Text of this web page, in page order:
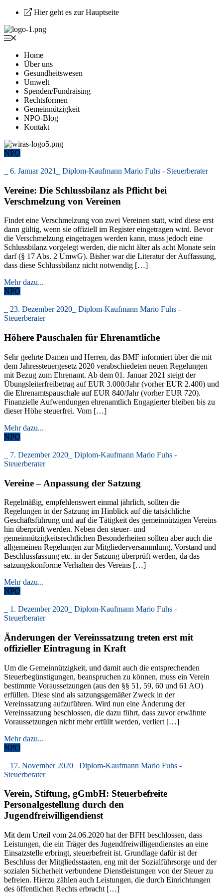
Hier geht es zur Hauptseite
Home
Über uns
Gesundheitswesen
Umwelt
Spenden/Fundraising
Rechtsformen
Gemeinnützigkeit
NPO-Blog
Kontakt
NPO
6. Januar 2021 Diplom-Kaufmann Mario Fuhs - Steuerberater
Vereine: Die Schlussbilanz als Pflicht bei
Verschmelzung von Vereinen
Findet eine Verschmelzung von zwei Vereinen statt, wird diese erst
dann gültig, wenn sie offiziell im Register eingetragen wird. Bevor
die Verschmelzung eingetragen werden kann, muss jedoch eine
Schlussbilanz vorgelegt werden, die nicht älter als acht Monate sein
darf (§ 17 Abs. 2 UmwG). Bisher war die Literatur der Auffassung,
dass diese Schlussbilanz nicht notwendig […]
Mehr dazu...
NPO
23. Dezember 2020
Diplom-Kaufmann Mario Fuhs -
Steuerberater
Höhere Pauschalen für Ehrenamtliche
Sehr geehrte Damen und Herren, das BMF informiert über die mit
dem Jahressteuergesetz 2020 verabschiedeten neuen Regelungen
mit Bezug zum Ehrenamt. Ab dem 01. Januar 2021 steigt der
Übungsleiterfreibetrag auf EUR 3.000/Jahr (vorher EUR 2.400) und
die Ehrenamtspauschale auf EUR 840/Jahr (vorher EUR 720).
Finanzielle Aufwendungen ehrenamtlich Engagierter bleiben bis zu
dieser Höhe steuerfrei. Vom […]
Mehr dazu...
NPO
7. Dezember 2020
Diplom-Kaufmann Mario Fuhs -
Steuerberater
Vereine – Anpassung der Satzung
Regelmäßig, empfehlenswert einmal jährlich, sollten die
Regelungen in der Satzung im Hinblick auf die tatsächliche
Geschäftsführung und auf die Tätigkeit des gemeinnützigen Vereins
hin überprüft werden. Neben den steuer- und
gemeinnützigkeitsrechtlichen Besonderheiten sollten aber auch die
allgemeinen Regelungen zur Mitgliederversammlung, Vorstand und
Beschlussfassung etc. in der Satzung überprüft werden, da das
satzungskonforme Verhalten des Vereins […]
Mehr dazu...
NPO
1. Dezember 2020
Diplom-Kaufmann Mario Fuhs -
Steuerberater
Änderungen der Vereinssatzung treten erst mit
offizieller Eintragung in Kraft
Um die Gemeinnützigkeit, und damit auch die entsprechenden
Steuerbegünstigungen, beanspruchen zu können, muss ein Verein
bestimmte Voraussetzungen (aus den §§ 51, 59, 60 und 61 AO)
erfüllen. Diese sind als satzungsgemäßer Zweck in der
Vereinssatzung aufzuführen. Wird nun eine Änderung der
Vereinssatzung beschlossen, die dazu führt, dass zuvor erwähnte
Voraussetzungen nicht mehr erfüllt werden, verliert […]
Mehr dazu...
NPO
17. November 2020
Diplom-Kaufmann Mario Fuhs -
Steuerberater
Verein, Stiftung, gGmbH: Steuerbefreite
Personalgestellung durch den
Jugendfreiwilligendienst
Mit dem Urteil vom 24.06.2020 hat der BFH beschlossen, dass
Leistungen, die ein Träger des Jugendfreiwilligendienstes an eine
Einsatzstelle erbringt, steuerbefreit ist. Grundlage dafür ist der
Beschluss der Mitgliedsstaaten, eng mit der Sozialführsorge und der
sozialen Sicherheit verbundene Dienstleistungen von der Steuer zu
befreien. Hierzu zählen auch Leistungen, die durch Einrichtungen
des öffentlichen Rechts erbracht […]